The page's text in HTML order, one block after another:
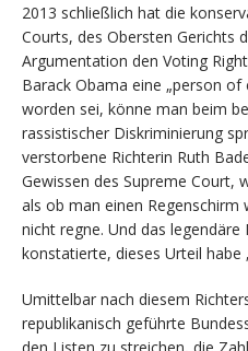
2013 schließlich hat die
Courts, des Obersten Gerichts
Argumentation den Voting
Barack Obama eine „person
worden sei, könne man beim
rassistischer Diskriminierung
verstorbene Richterin Ruth
Gewissen des Supreme Court,
als ob man einen
nicht regne. Und das legendäre
konstatierte, dieses Urteil habe
Umittelbar nach diesem
republikanisch geführte
den Listen zu streichen, die